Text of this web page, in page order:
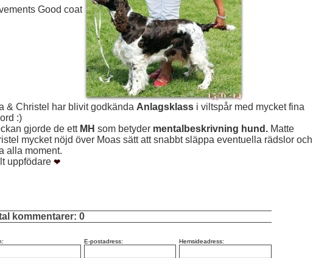
Good coat
& Christel har blivit godkända Anlagsklass i viltspår med mycket fina
:)
gjorde de ett MH som betyder mentalbeskrivning hund. Matte
mycket nöjd över Moas sätt att snabbt släppa eventuella rädslor och
alla moment.
uppfödare ❤
kommentarer: 0
E-postadress: Hemsideadress: